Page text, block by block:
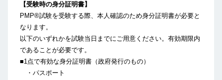
【受験時の身分証明書】
PMP®試験を受験する際、本人確認のため身分証明書が必要と
なります。
以下のいずれかを試験当日までにご用意ください。有効期限内
であることが必要です。
■1点で有効な身分証明書（政府発行のもの）
・パスポート